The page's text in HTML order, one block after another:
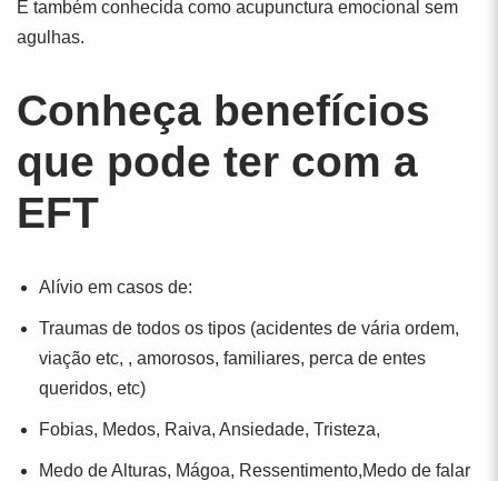
É também conhecida como acupunctura emocional sem
agulhas.
Conheça benefícios
que pode ter com a
EFT
Alívio em casos de:
Traumas de todos os tipos (acidentes de vária ordem,
viação etc, , amorosos, familiares, perca de entes
queridos, etc)
Fobias, Medos, Raiva, Ansiedade, Tristeza,
Medo de Alturas, Mágoa, Ressentimento,Medo de falar